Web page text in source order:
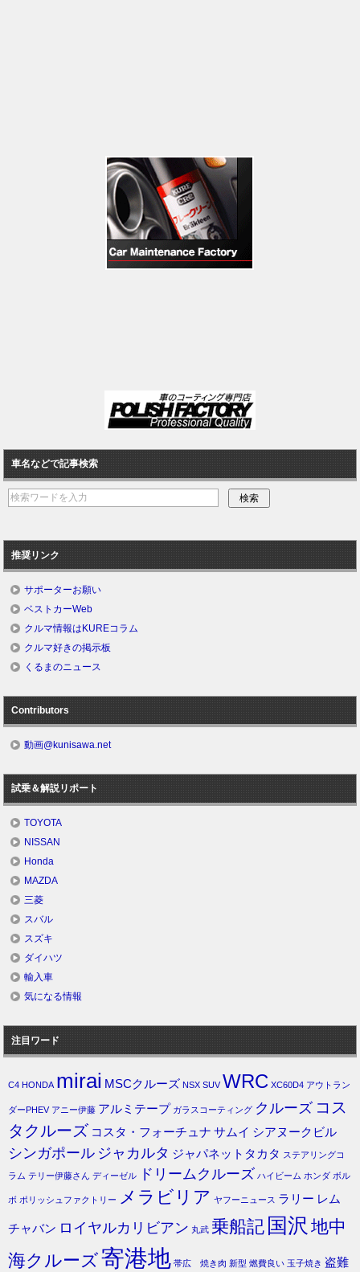
車名などで記事検索
推奨リンク
サポーターお願い
ベストカーWeb
クルマ情報はKUREコラム
クルマ好きの掲示板
くるまのニュース
Contributors
動画@kunisawa.net
試乗＆解説リポート
TOYOTA
NISSAN
Honda
MAZDA
三菱
スバル
スズキ
ダイハツ
輸入車
気になる情報
注目ワード
C4 HONDA mirai MSCクルーズ NSX SUV WRC XC60D4 アウトラン
ダーPHEV アニー伊藤 アルミテープ ガラスコーティング クルーズ コス
タクルーズ コスタ・フォーチュナ サムイ シアヌークビル
シンガポール ジャカルタ ジャパネットタカタ ステアリングコ
ラム テリー伊藤さん ディーゼル ドリームクルーズ ハイビーム ホンダ ボル
ボ ポリッシュファクトリー メラビリア ヤフーニュース ラリー レム
チャバン ロイヤルカリビアン 丸武 乗船記 国沢 地中
海クルーズ寄港地 帯広 焼き肉 新型 燃費良い 玉子焼き 盗難